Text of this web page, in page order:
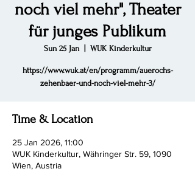
noch viel mehr", Theater
für junges Publikum
Sun 25 Jan
  |
WUK Kinderkultur
https://www.wuk.at/en/programm/auerochs-
zehenbaer-und-noch-viel-mehr-3/
Time & Location
25 Jan 2026, 11:00
WUK Kinderkultur, Währinger Str. 59, 1090
Wien, Austria